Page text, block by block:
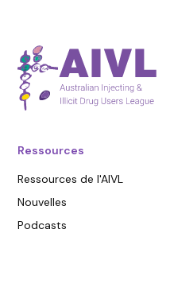
Ressources
Ressources de l'AIVL
Nouvelles
Podcasts